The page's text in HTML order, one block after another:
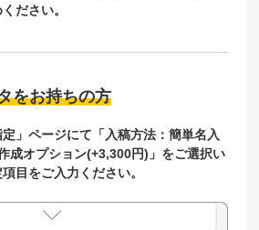
ださい。
をお持ちの方
定」ページにて「入稿方法：簡単名入
成オプション(+3,300円)」をご選択い
目をご入力ください。